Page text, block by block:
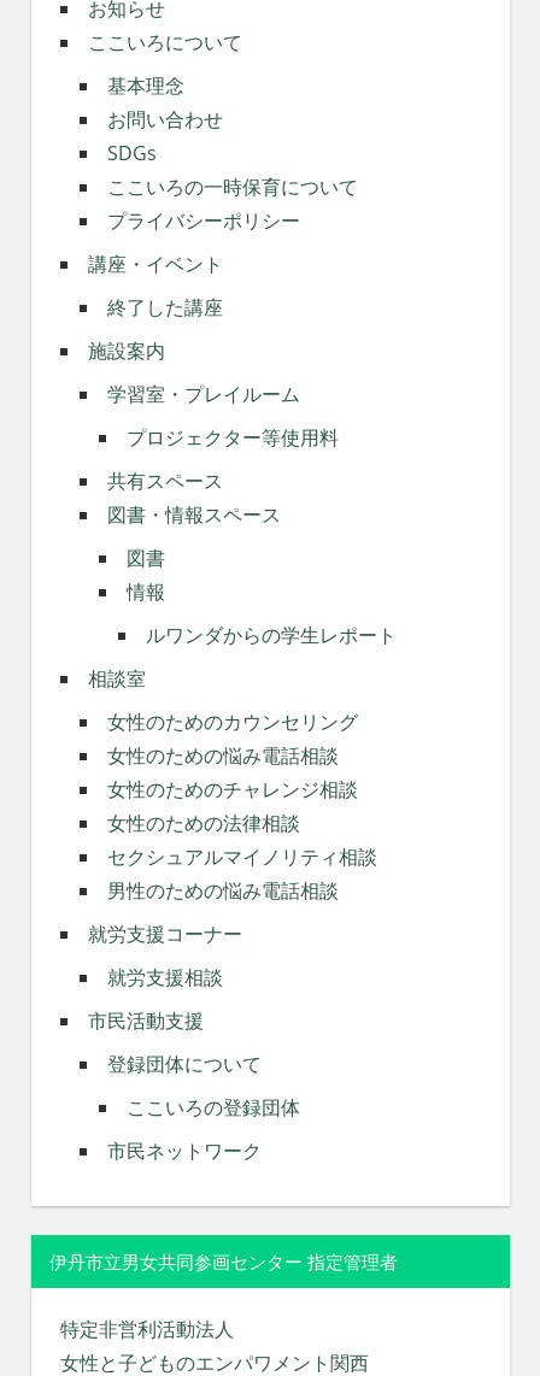
お知らせ
ここいろについて
基本理念
お問い合わせ
SDGs
ここいろの一時保育について
プライバシーポリシー
講座・イベント
終了した講座
施設案内
学習室・プレイルーム
プロジェクター等使用料
共有スペース
図書・情報スペース
図書
情報
ルワンダからの学生レポート
相談室
女性のためのカウンセリング
女性のための悩み電話相談
女性のためのチャレンジ相談
女性のための法律相談
セクシュアルマイノリティ相談
男性のための悩み電話相談
就労支援コーナー
就労支援相談
市民活動支援
登録団体について
ここいろの登録団体
市民ネットワーク
伊丹市立男女共同参画センター 指定管理者
特定非営利活動法人
女性と子どものエンパワメント関西